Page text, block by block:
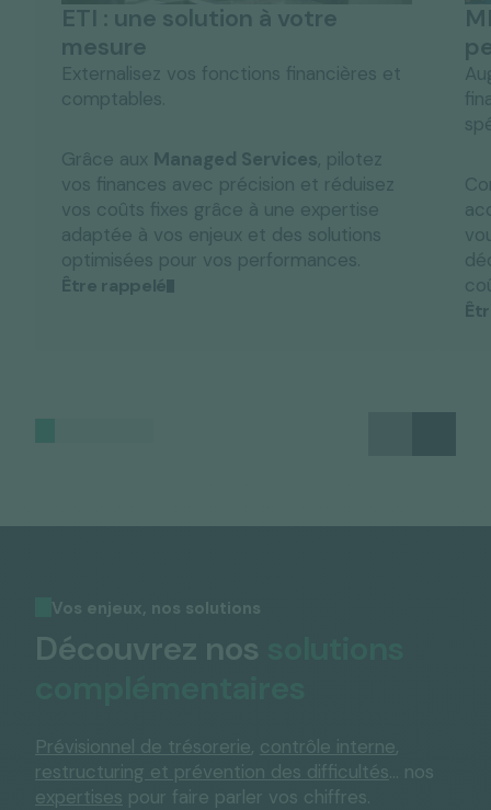
ETI : une solution à votre
mesure
Externalisez vos fonctions financières et
comptables.
Grâce aux Managed Services, pilotez
vos finances avec précision et réduisez
vos coûts fixes grâce à une expertise
adaptée à vos enjeux et des solutions
optimisées pour vos performances.
Être rappelé
Vos enjeux, nos solutions
Découvrez nos
Prévisionnel de trésorerie, contrôle interne,
restructuring et prévention des difficultés… nos
expertises pour faire parler vos chiffres.